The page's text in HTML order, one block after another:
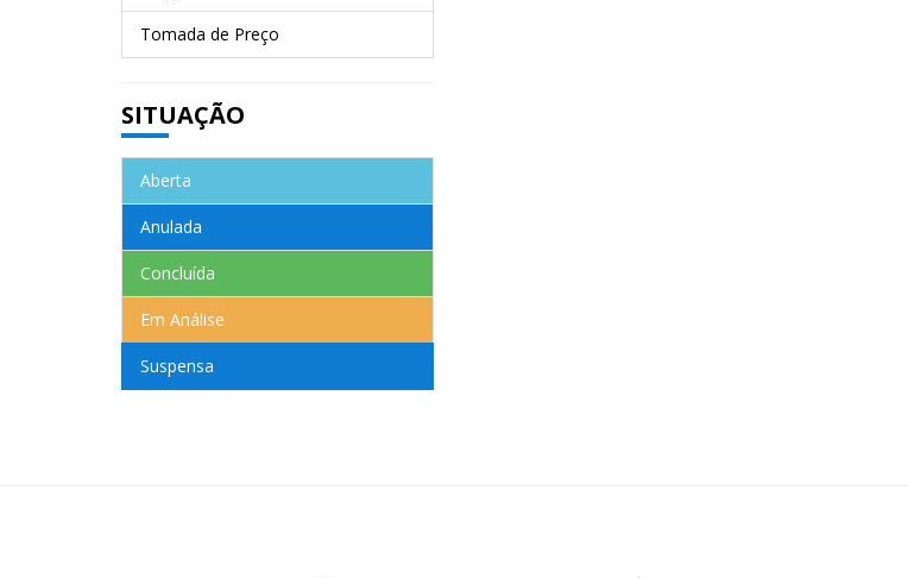
Tomada de Preço
SITUAÇÃO
Aberta
Anulada
Concluída
Em Análise
Suspensa